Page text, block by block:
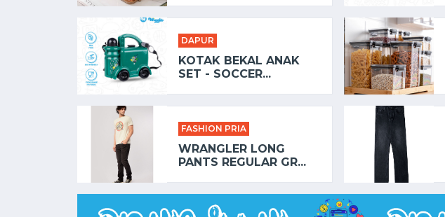
DAPUR
KOTAK BEKAL ANAK
SET - SOCCER...
FASHION PRIA
WRANGLER LONG
PANTS REGULAR GR...